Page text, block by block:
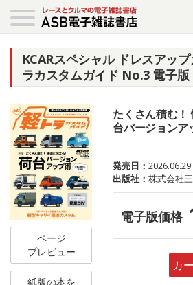
KCARスペシャル ドレスアッ
ラカスタムガイド No.3 電子版
ページ
プレビュー
紙版の本を
たくさん積む！
台バージョンア
発売日：2026.06.29
出版社：株式会社
電子版価格
カ